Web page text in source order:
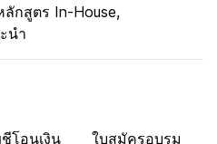
ลักสูตร In-House,
นำ
โอนเงิน ใบสมัครอบรม